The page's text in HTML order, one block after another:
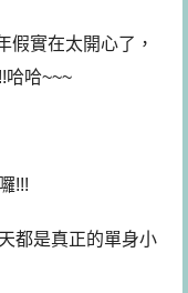
假實在太開心了，
哈哈~~~
!!!
都是真正的單身小